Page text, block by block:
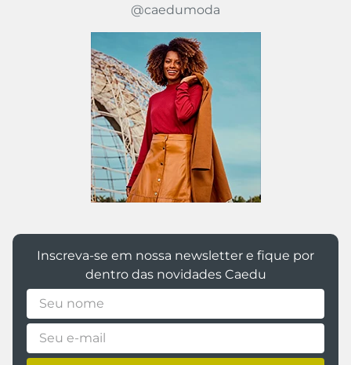
@caedumoda
Inscreva-se em nossa newsletter e fique por
dentro das novidades Caedu